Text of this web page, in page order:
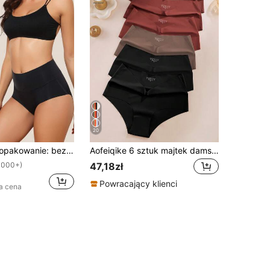
typu hipster z wysokim stanem, niewidoczne, pełne pokrycie damskiej bielizny
cena
20
Aofeiqike 6 sztuk majtek damskich z wysokim stanem i dużym rozmiarem, seksowne, bezszwowe, oddychające majtki z jedwabiu lodowego, wygodna, miękka bielizna
47,18zł
Powracający klienci